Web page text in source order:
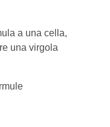
a una cella,
una virgola